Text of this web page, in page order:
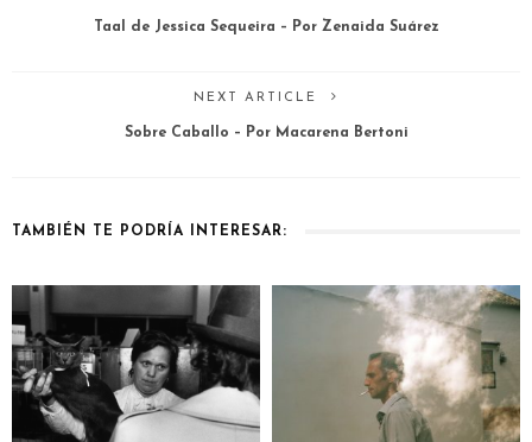
Taal de Jessica Sequeira – Por Zenaida Suárez
NEXT ARTICLE
Sobre Caballo – Por Macarena Bertoni
TAMBIÉN TE PODRÍA INTERESAR: